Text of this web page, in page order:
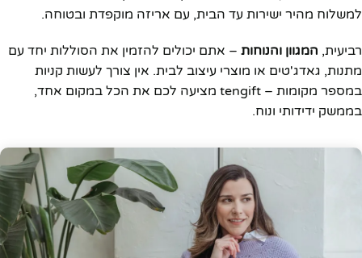
למשלוח מהיר ישירות עד הבית, עם אריזה מוקפדת ובטוחה.
רביעית, המגוון והנוחות – אתם יכולים להזמין את הסוללות יחד עם
מתנות, גאדג'טים או מוצרי עיצוב לבית. אין צורך לעשות קניות
במספר מקומות – tengift מציעה לכם את הכל במקום אחד,
בממשק ידידותי ונוח.